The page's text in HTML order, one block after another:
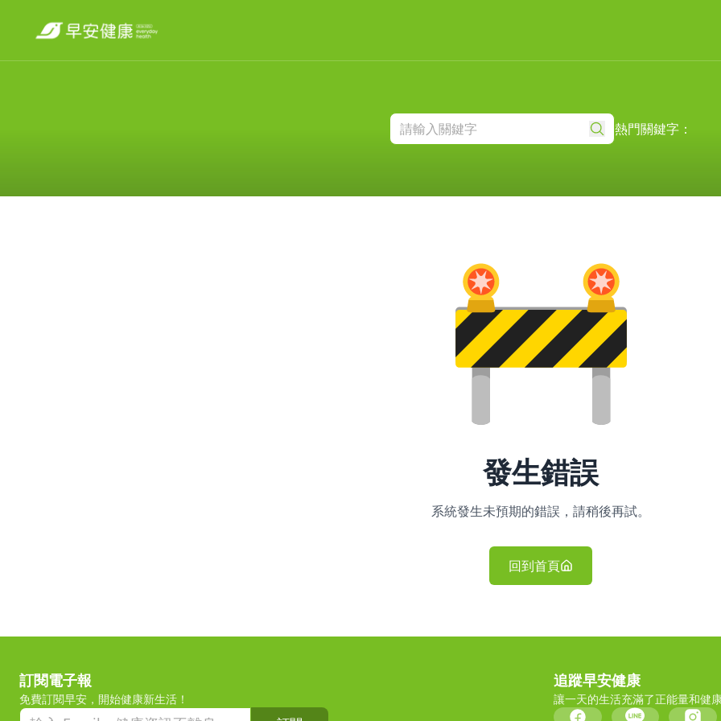
熱門關鍵字：
發生錯誤
系統發生未預期的錯誤，請稍後再試。
回到首頁
訂閱電子報
免費訂閱早安，開始健康新生活！
追蹤早安健康
讓一天的生活充滿了正能量和健